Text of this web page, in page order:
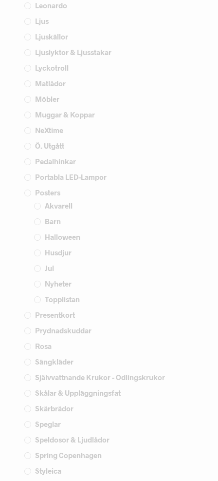
Leonardo
Ljus
Ljuskällor
Ljuslyktor & Ljusstakar
Lyckotroll
Matlådor
Möbler
Muggar & Koppar
NeXtime
Ö. Utgått
Pedalhinkar
Portabla LED-Lampor
Posters
Akvarell
Barn
Halloween
Husdjur
Jul
Nyheter
Topplistan
Presentkort
Prydnadskuddar
Rosa
Sängkläder
Självvattnande Krukor - Odlingskrukor
Skålar & Uppläggningsfat
Skärbrädor
Speglar
Speldosor & Ljudlådor
Spring Copenhagen
Styleica